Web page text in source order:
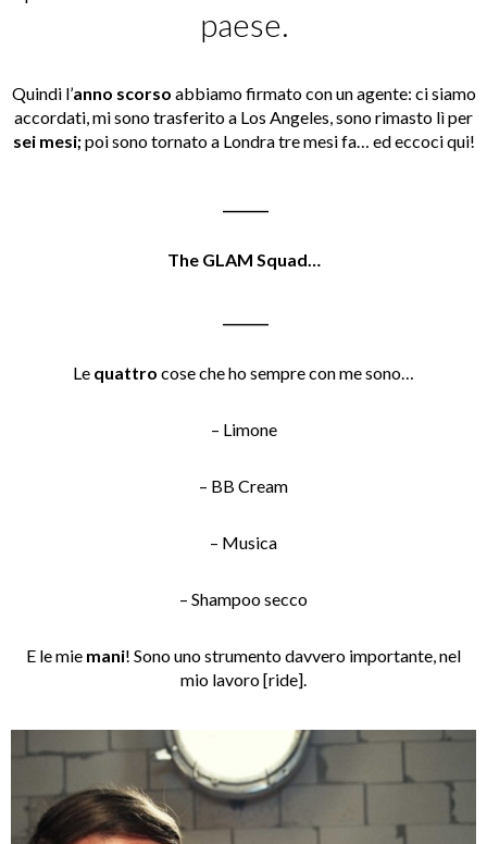
paese.
Quindi l’anno scorso abbiamo firmato con un agente: ci siamo
accordati, mi sono trasferito a Los Angeles, sono rimasto lì per
sei mesi;poi sono tornato a Londra tre mesi fa… ed eccoci qui!
The GLAM Squad…
Le quattro cose che ho sempre con me sono…
– Limone
– BB Cream
– Musica
– Shampoo secco
E le mie mani! Sono uno strumento davvero importante, nel
mio lavoro [ride].